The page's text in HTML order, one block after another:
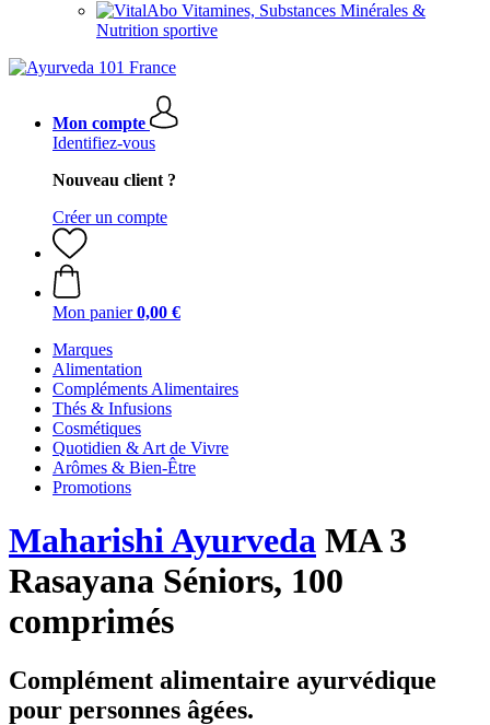
Vitamines, Substances Minérales &
Nutrition sportive
Mon compte
Identifiez-vous
Nouveau client ?
Créer un compte
Mon panier 0,00 €
Marques
Alimentation
Compléments Alimentaires
Thés & Infusions
Cosmétiques
Quotidien & Art de Vivre
Arômes & Bien-Être
Promotions
Maharishi Ayurveda MA 3
Rasayana Séniors, 100
comprimés
Complément alimentaire ayurvédique
pour personnes âgées.